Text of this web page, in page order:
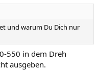
und warum Du Dich nur
550 in dem Dreh
ausgeben.